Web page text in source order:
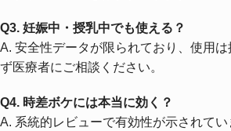
Q3. 妊娠中・授乳中でも使える？
A. 安全性データが限られており、使用
ず医療者にご相談ください。
Q4. 時差ボケには本当に効く？
A. 系統的レビューで有効性が示されてい